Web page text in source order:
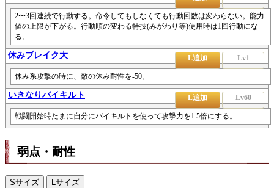
2〜3回連続で行動する。命令してもしなくても行動回数は変わらない。能力
値の上限が下がる。行動順の変わる特技(みがわり等)使用時は1回行動にな
る。
休みブレイク大 L追加 Lv1
休み系攻撃の時に、敵の休み耐性を-50。
いきなりバイキルト L追加 Lv60
戦闘開始時たまに自分にバイキルトを使って攻撃力を1.5倍にする。
弱点・耐性
Sサイズ Lサイズ